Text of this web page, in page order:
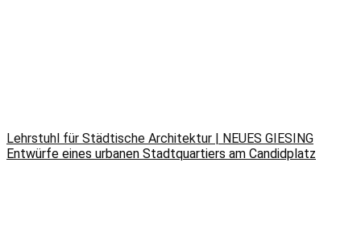
Lehrstuhl für Städtische Architektur | NEUES GIESING
Entwürfe eines urbanen Stadtquartiers am Candidplatz